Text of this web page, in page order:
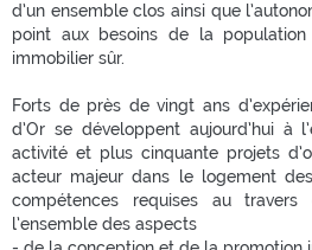
d’un ensemble clos ainsi que
point aux besoins de la
immobilier sûr.
Forts de près de vingt ans
d’Or se développent aujourd’hui à
activité et plus cinquante projets
acteur majeur dans le logement
compétences requises au travers
l’ensemble des aspects